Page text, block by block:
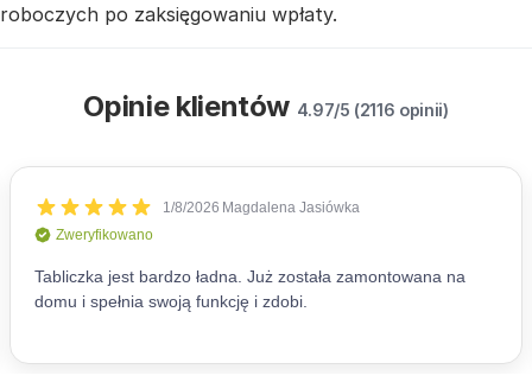
roboczych po zaksięgowaniu wpłaty.
Opinie klientów 4.97/5 (2116 opinii)